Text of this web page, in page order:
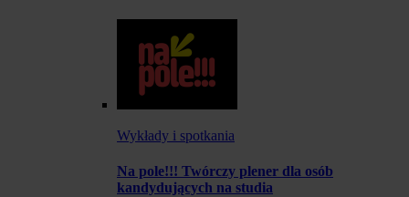
Wykłady i spotkania
Na pole!!! Twórczy plener dla osób
kandydujących na studia